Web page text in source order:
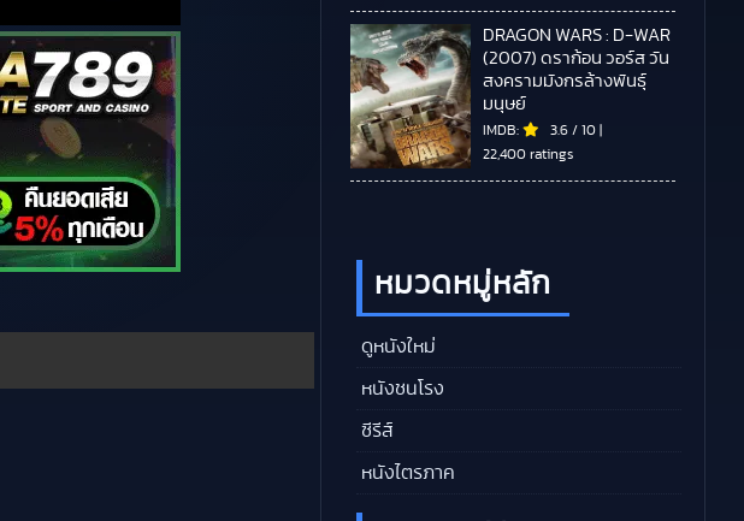
DRAGON WARS : D-WAR
(2007) ดราก้อน วอร์ส วัน
สงครามมังกรล้างพันธุ์
มนุษย์
IMDB: 3.6 / 10 |
22,400 ratings
หมวดหมู่หลัก
ดูหนังใหม่
หนังชนโรง
ซีรีส์
หนังไตรภาค